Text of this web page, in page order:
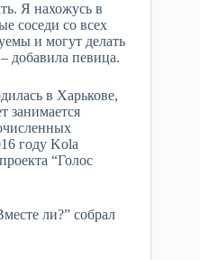
Я нахожусь в
соседи со всех
и могут делать
добавила певица.
в Харькове,
занимается
году Kola
“Голос
ли?” собрал